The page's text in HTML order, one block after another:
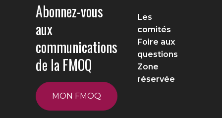
Abonnez-vous
aux
communications
de la FMOQ
MON FMOQ
Les
comités
Foire aux
questions
Zone
réservée